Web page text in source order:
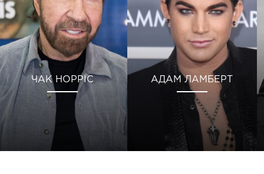
ЧАК НОРРІС АДАМ ЛАМБЕРТ